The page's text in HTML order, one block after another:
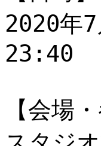
2020年
23:40
【会場